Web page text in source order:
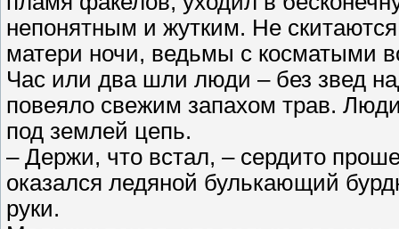
непонятным и жутким. Не
матери ночи, ведьмы с косматыми
Час или два шли люди – без звед
повеяло свежим запахом трав.
под землей цепь.
– Держи, что встал, – сердито
оказался ледяной булькающий
руки.